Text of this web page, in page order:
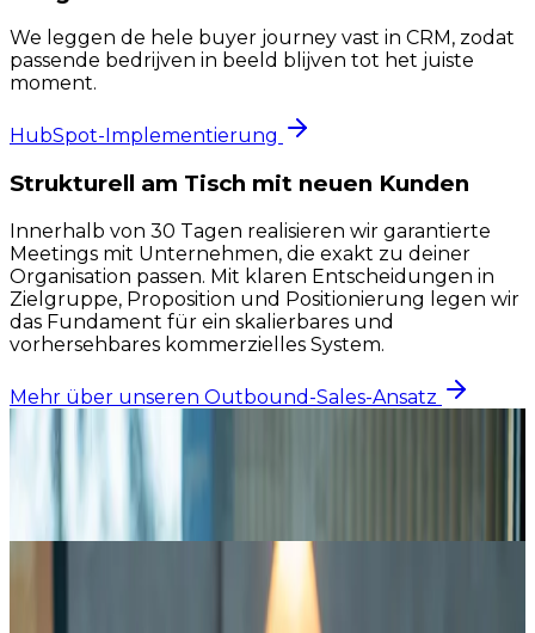
We leggen de hele buyer journey vast in CRM, zodat
passende bedrijven in beeld blijven tot het juiste
moment.
HubSpot-Implementierung
Strukturell am Tisch mit neuen Kunden
Innerhalb von 30 Tagen realisieren wir garantierte
Meetings mit Unternehmen, die exakt zu deiner
Organisation passen. Mit klaren Entscheidungen in
Zielgruppe, Proposition und Positionierung legen wir
das Fundament für ein skalierbares und
vorhersehbares kommerzielles System.
Mehr über unseren Outbound-Sales-Ansatz
30
Meetings/Monat
Untersuchungen von Winning by Design zeigen, dass
Unternehmen mit einem strukturierten
Vertriebsprozess 1,5× mehr Conversion erzielen als
Organisationen, die sich auf Erfahrung und